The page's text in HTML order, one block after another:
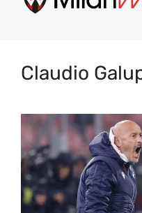
contenuto
Claudio